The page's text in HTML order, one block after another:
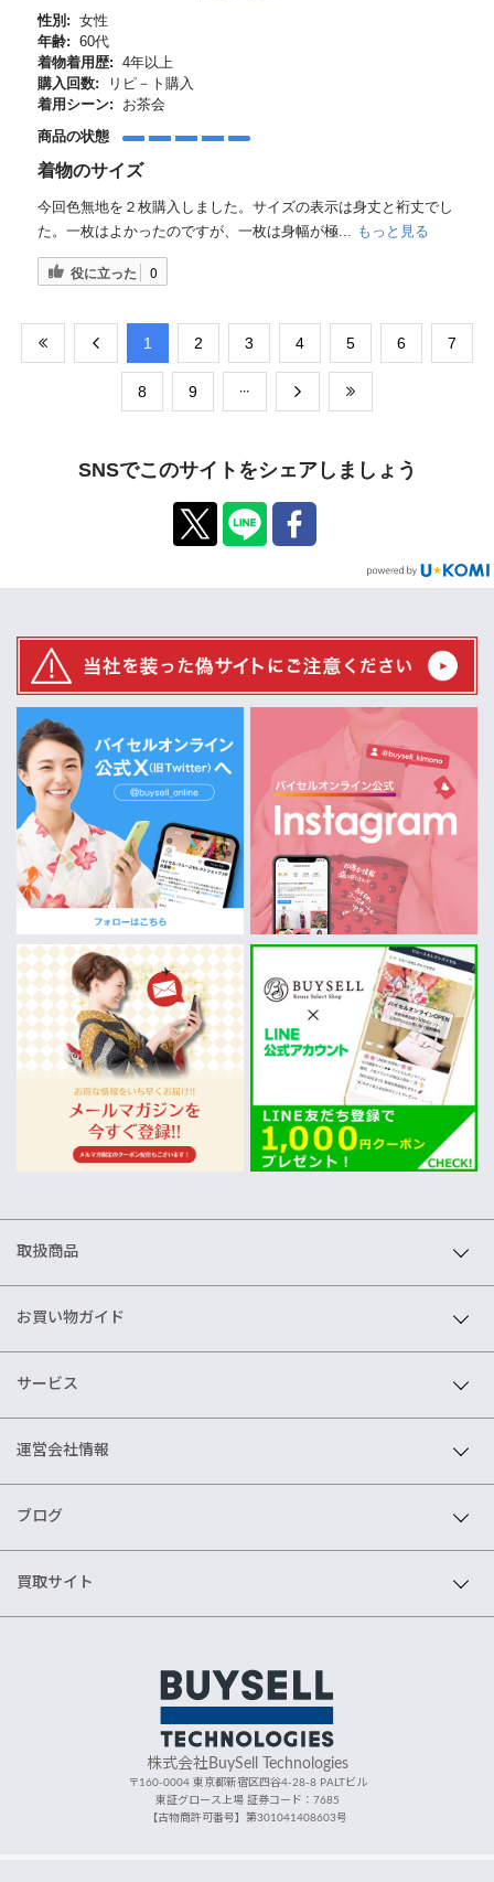
性別: 女性
年齢: 60代
着物着用歴: 4年以上
購入回数:
リピ－ト購入
着用シーン:
お茶会
商品の状態
着物のサイズ
今回色無地を２枚購入しました。サイズの表示は身丈と裄丈でし
た。一枚はよかったのですが、一枚は身幅が極...
もっと見る
役に立った 0
​1 ​2 ​3 ​4 ​5 ​6 ​7
​8 ​9
SNSでこのサイトをシェアしましょう
取扱商品
お買い物ガイド
サービス
運営会社情報
ブログ
買取サイト
株式会社BuySell Technologies
〒160-0004 東京都新宿区四谷4-28-8 PALTビル
東証グロース上場 証券コード：7685
【古物商許可番号】第301041408603号